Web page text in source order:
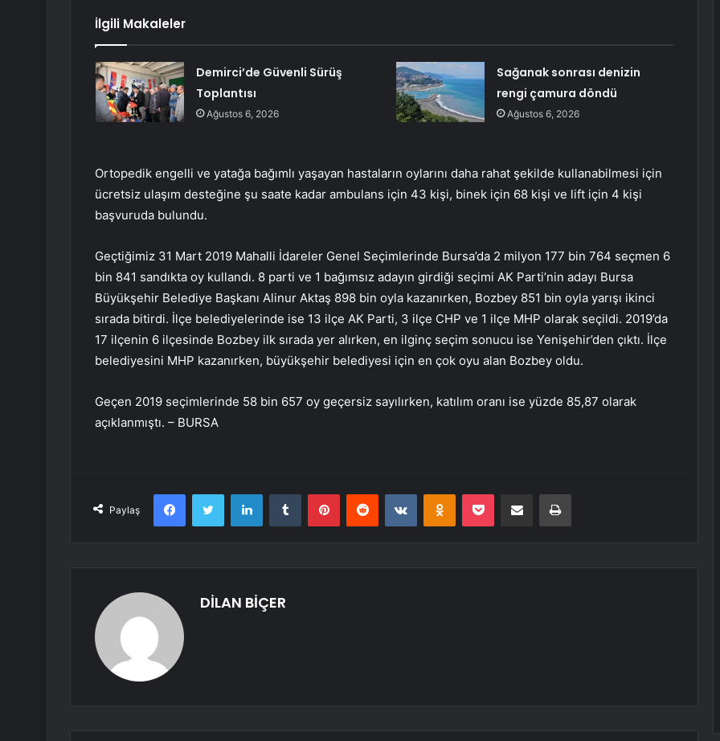
İlgili Makaleler
Demirci’de Güvenli Sürüş
Toplantısı
Ağustos 6, 2026
Sağanak sonrası denizin
rengi çamura döndü
Ağustos 6, 2026
Ortopedik engelli ve yatağa bağımlı yaşayan hastaların oylarını daha rahat şekilde kullanabilmesi için
ücretsiz ulaşım desteğine şu saate kadar ambulans için 43 kişi, binek için 68 kişi ve lift için 4 kişi
başvuruda bulundu.
Geçtiğimiz 31 Mart 2019 Mahalli İdareler Genel Seçimlerinde Bursa’da 2 milyon 177 bin 764 seçmen 6
bin 841 sandıkta oy kullandı. 8 parti ve 1 bağımsız adayın girdiği seçimi AK Parti’nin adayı Bursa
Büyükşehir Belediye Başkanı Alinur Aktaş 898 bin oyla kazanırken, Bozbey 851 bin oyla yarışı ikinci
sırada bitirdi. İlçe belediyelerinde ise 13 ilçe AK Parti, 3 ilçe CHP ve 1 ilçe MHP olarak seçildi. 2019’da
17 ilçenin 6 ilçesinde Bozbey ilk sırada yer alırken, en ilginç seçim sonucu ise Yenişehir’den çıktı. İlçe
belediyesini MHP kazanırken, büyükşehir belediyesi için en çok oyu alan Bozbey oldu.
Geçen 2019 seçimlerinde 58 bin 657 oy geçersiz sayılırken, katılım oranı ise yüzde 85,87 olarak
açıklanmıştı. – BURSA
Paylaş
FacebookTwitter LinkedInTumblr PinterestReddit VKontakteOdnoklassniki
Pocket E-Posta ile paylaş Yazdır
DİLAN BİÇER